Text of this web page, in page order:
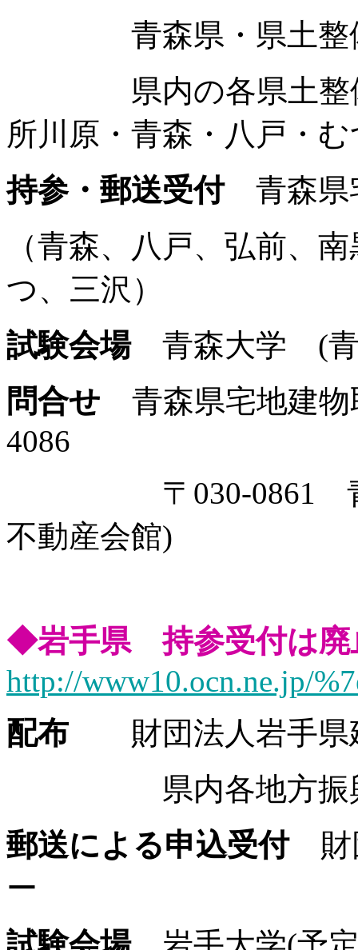
青森県・県土整備
県内の各県土整備
所川原・青森・八戸・
持参・郵送受付青森県
（青森、八戸、弘前、
つ、三沢）
試験会場青森大学 (青
問合せ 青森県宅地建
4086
〒030-0861 青森
不動産会館)
◆岩手県 持参受付は
http://www10.ocn.ne.jp/
配布
財団法人岩手県
県内各地方振興局
郵送による申込受付財
ー